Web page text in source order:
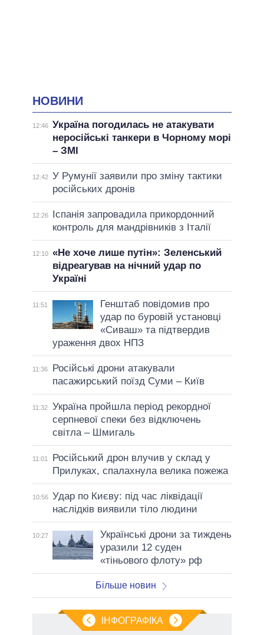
НОВИНИ
12:46 Україна погодилась не атакувати
неросійські танкери в Чорному морі
– ЗМІ
12:42 У Румунії заявили про зміну тактики
російських дронів
12:26
Іспанія запровадила прикордонний
контроль для мандрівників з Італії
12:10 «Не хоче лише путін»: Зеленський
відреагував на нічний удар по
Україні
11:51
Генштаб повідомив про
удар по буровій установці
«Сиваш» та підтвердив
ураження двох НПЗ
11:36
Російські дрони атакували
пасажирський поїзд Суми – Київ
11:32
Україна пройшла період рекордної
серпневої спеки без відключень
світла – Шмигаль
11:01
Російський дрон влучив у склад у
Прилуках, спалахнула велика пожежа
10:56 Удар по Києву: під час ліквідації
наслідків виявили тіло людини
10:27
Українські дрони за тиждень
уразили 12 суден
«тіньового флоту» рф
Більше новин
ІНФОГРАФІКА